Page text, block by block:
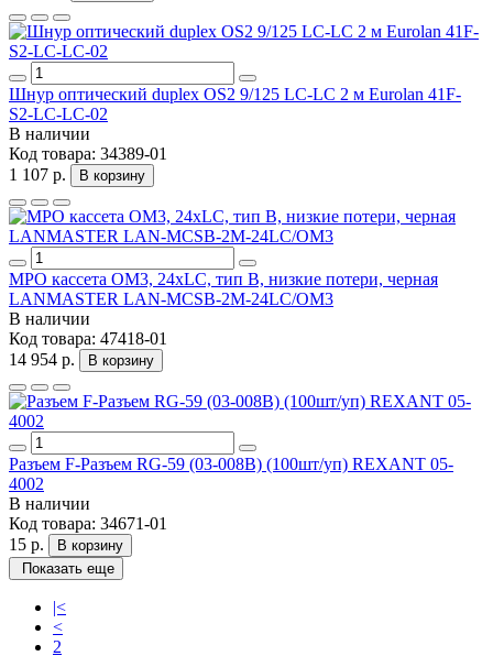
Шнур оптический duplex OS2 9/125 LC-LC 2 м Eurolan 41F-
S2-LC-LC-02
В наличии
Код товара: 34389-01
1 107 р.
В корзину
MPO кассета OM3, 24xLC, тип B, низкие потери, черная
LANMASTER LAN-MCSB-2M-24LC/OM3
В наличии
Код товара: 47418-01
14 954 р.
В корзину
Разъем F-Разъем RG-59 (03-008B) (100шт/уп) REXANT 05-
4002
В наличии
Код товара: 34671-01
15 р.
В корзину
Показать еще
|<
<
2